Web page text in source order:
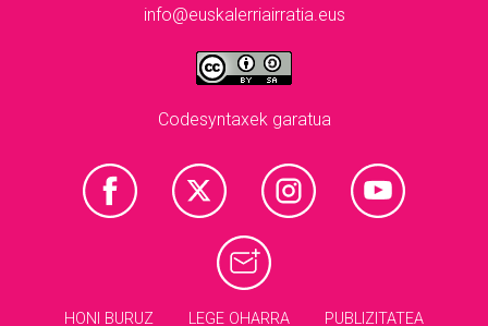
info@euskalerriairratia.eus
Codesyntaxek garatua
HONI BURUZ LEGE OHARRA PUBLIZITATEA